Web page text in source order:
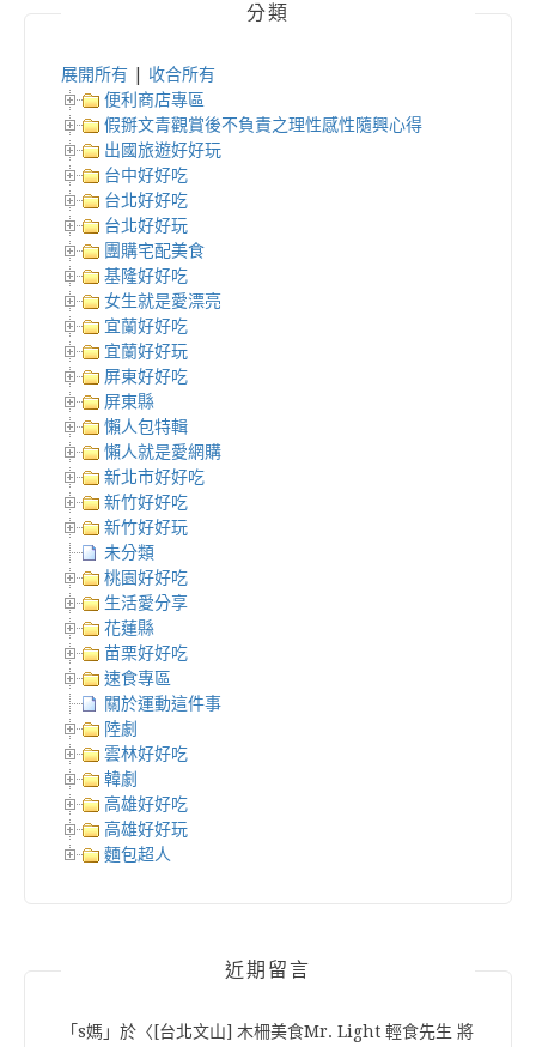
分類
展開所有
收合所有
便利商店專區
假掰文青觀賞後不負責之理性感性隨興心得
出國旅遊好好玩
台中好好吃
台北好好吃
台北好好玩
團購宅配美食
基隆好好吃
女生就是愛漂亮
宜蘭好好吃
宜蘭好好玩
屏東好好吃
屏東縣
懶人包特輯
懶人就是愛網購
新北市好好吃
新竹好好吃
新竹好好玩
未分類
桃園好好吃
生活愛分享
花蓮縣
苗栗好好吃
速食專區
關於運動這件事
陸劇
雲林好好吃
韓劇
高雄好好吃
高雄好好玩
麵包超人
近期留言
「s媽 」於〈 [台北文山] 木柵美食Mr. Light 輕食先生 將